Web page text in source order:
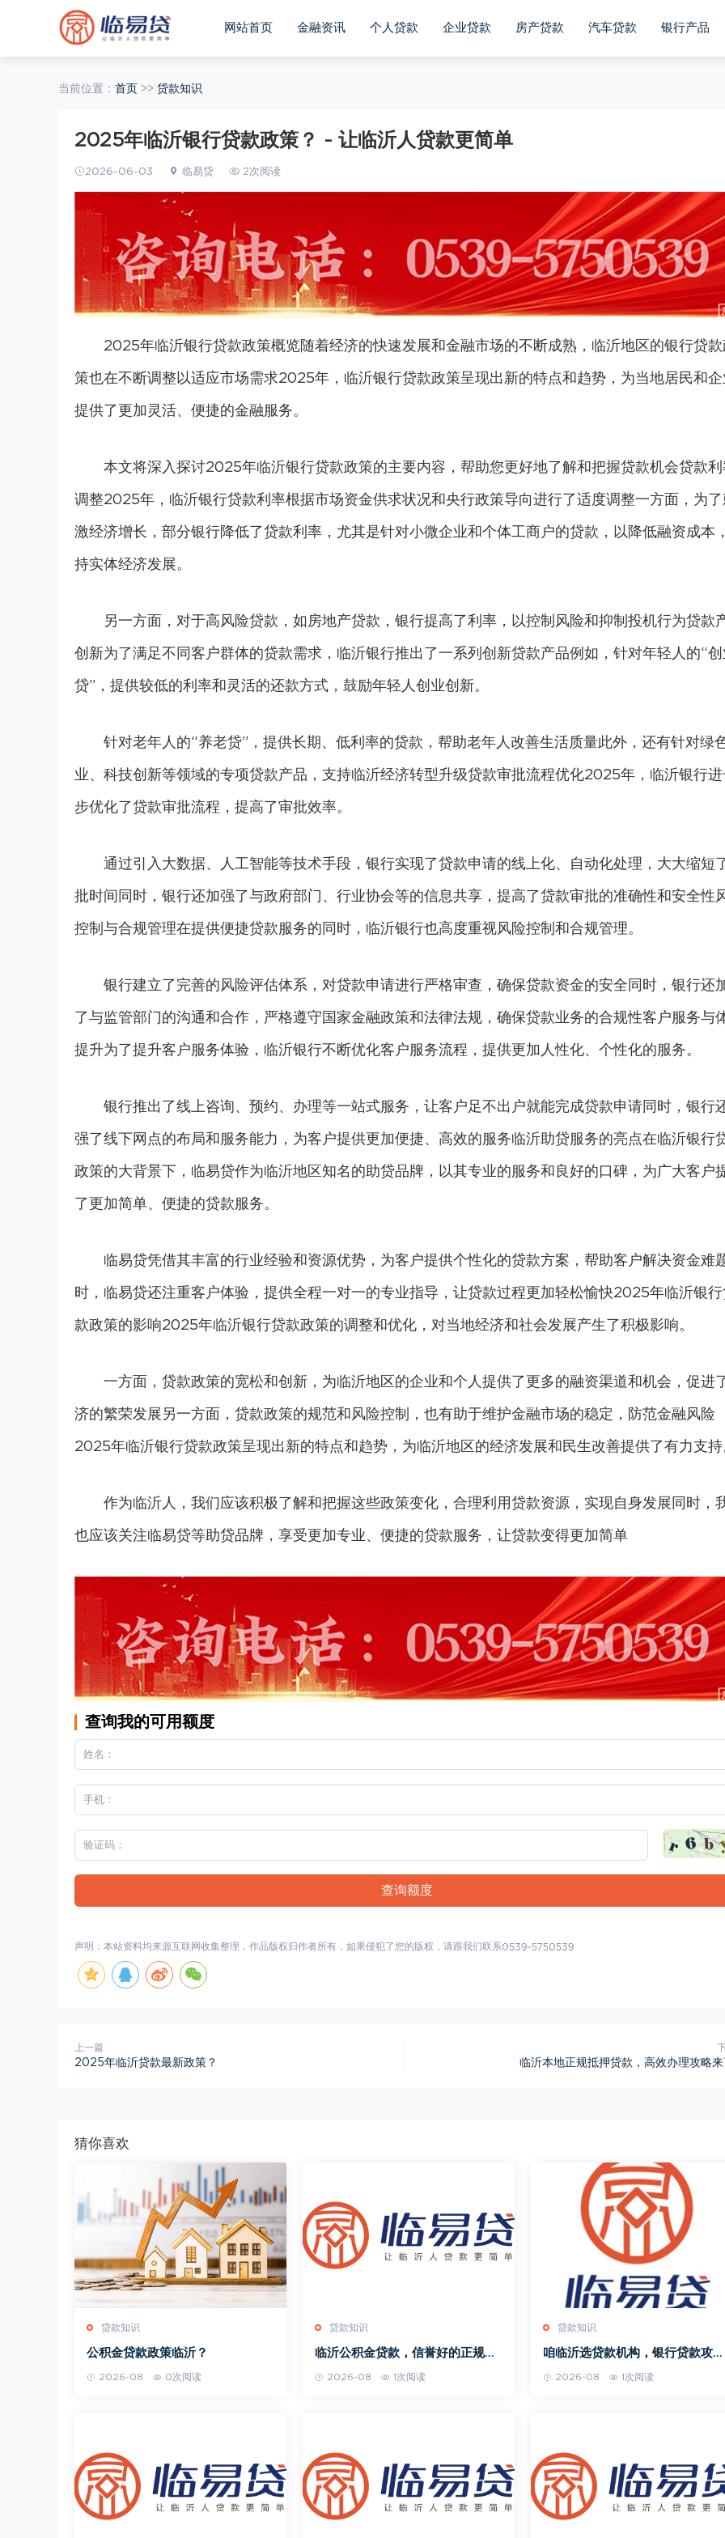
网站首页 金融资讯 个人贷款 企业贷款 房产贷款 汽车贷款 银行产品
当前位置： 首页 >> 贷款知识
2025年临沂银行贷款政策？ - 让临沂人贷款更简单
2026-06-03 临易贷 2次阅读
2025年临沂银行贷款政策概览随着经济的快速发展和金融市场的不断成熟，临沂地区的银行贷
策也在不断调整以适应市场需求2025年，临沂银行贷款政策呈现出新的特点和趋势，为当地居民和
提供了更加灵活、便捷的金融服务。
本文将深入探讨2025年临沂银行贷款政策的主要内容，帮助您更好地了解和把握贷款机会贷款利
调整2025年，临沂银行贷款利率根据市场资金供求状况和央行政策导向进行了适度调整一方面，为了
激经济增长，部分银行降低了贷款利率，尤其是针对小微企业和个体工商户的贷款，以降低融资成本
持实体经济发展。
另一方面，对于高风险贷款，如房地产贷款，银行提高了利率，以控制风险和抑制投机行为贷款
创新为了满足不同客户群体的贷款需求，临沂银行推出了一系列创新贷款产品例如，针对年轻人的“
贷”，提供较低的利率和灵活的还款方式，鼓励年轻人创业创新。
针对老年人的“养老贷”，提供长期、低利率的贷款，帮助老年人改善生活质量此外，还有针对绿
业、科技创新等领域的专项贷款产品，支持临沂经济转型升级贷款审批流程优化2025年，临沂银行进
步优化了贷款审批流程，提高了审批效率。
通过引入大数据、人工智能等技术手段，银行实现了贷款申请的线上化、自动化处理，大大缩短
批时间同时，银行还加强了与政府部门、行业协会等的信息共享，提高了贷款审批的准确性和安全性
控制与合规管理在提供便捷贷款服务的同时，临沂银行也高度重视风险控制和合规管理。
银行建立了完善的风险评估体系，对贷款申请进行严格审查，确保贷款资金的安全同时，银行还
了与监管部门的沟通和合作，严格遵守国家金融政策和法律法规，确保贷款业务的合规性客户服务与
提升为了提升客户服务体验，临沂银行不断优化客户服务流程，提供更加人性化、个性化的服务。
银行推出了线上咨询、预约、办理等一站式服务，让客户足不出户就能完成贷款申请同时，银行
强了线下网点的布局和服务能力，为客户提供更加便捷、高效的服务临沂助贷服务的亮点在临沂银行
政策的大背景下，临易贷作为临沂地区知名的助贷品牌，以其专业的服务和良好的口碑，为广大客户
了更加简单、便捷的贷款服务。
临易贷凭借其丰富的行业经验和资源优势，为客户提供个性化的贷款方案，帮助客户解决资金难
时，临易贷还注重客户体验，提供全程一对一的专业指导，让贷款过程更加轻松愉快2025年临沂银行
款政策的影响2025年临沂银行贷款政策的调整和优化，对当地经济和社会发展产生了积极影响。
一方面，贷款政策的宽松和创新，为临沂地区的企业和个人提供了更多的融资渠道和机会，促进
济的繁荣发展另一方面，贷款政策的规范和风险控制，也有助于维护金融市场的稳定，防范金融风险
2025年临沂银行贷款政策呈现出新的特点和趋势，为临沂地区的经济发展和民生改善提供了有力支持
作为临沂人，我们应该积极了解和把握这些政策变化，合理利用贷款资源，实现自身发展同时，
也应该关注临易贷等助贷品牌，享受更加专业、便捷的贷款服务，让贷款变得更加简单
查询我的可用额度
查询额度
声明：本站资料均来源互联网收集整理，作品版权归作者所有，如果侵犯了您的版权，请跟我们联系
上一篇
2025年临沂贷款最新政策？ 临沂本地正规抵押贷款，高效办理攻略
猜你喜欢
贷款知识
公积金贷款政策临沂？
2026-08 0次阅读
贷款知识
临沂公积金贷款，信誉好的正规银
2026-08 1次阅读
贷款知识
咱临沂选贷款机构，银行贷款攻略
2026-08 1次阅读